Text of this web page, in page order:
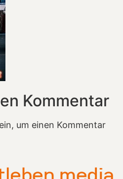
Kommentar
um einen Kommentar